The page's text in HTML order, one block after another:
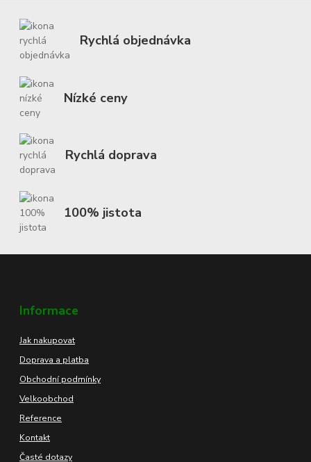
Rychlá objednávka
Nízké ceny
Rychlá doprava
100% jistota
Informace
Jak nakupovat
Doprava a platba
Obchodní podmínky
Velkoobchod
Reference
Kontakt
Časté dotazy